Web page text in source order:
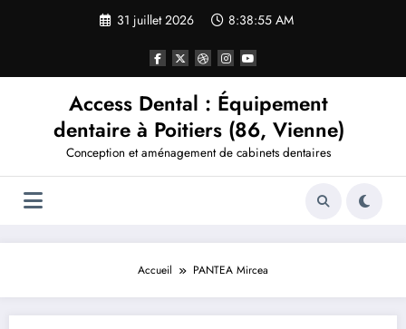
31 juillet 2026 8:38:55 AM
Access Dental : Équipement
dentaire à Poitiers (86, Vienne)
Conception et aménagement de cabinets dentaires
Accueil PANTEA Mircea